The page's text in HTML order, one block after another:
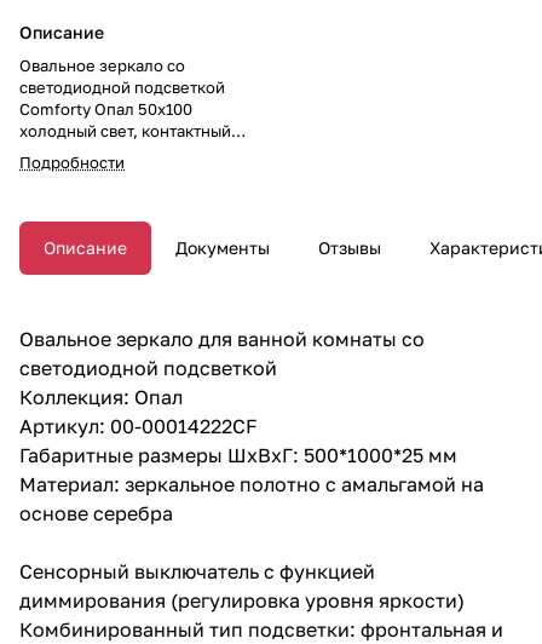
Описание
Овальное зеркало со
светодиодной подсветкой
Comforty Опал 50x100
холодный свет, контактный
сенсор, антизапотевание
Подробности
Описание Документы Отзывы
Овальное зеркало для ванной комнаты со
светодиодной подсветкой
Коллекция: Опал
Артикул: 00-00014222CF
Габаритные размеры ШхВхГ: 500*1000*25 мм
Материал: зеркальное полотно с амальгамой на
основе серебра
Сенсорный выключатель с функцией
диммирования (регулировка уровня яркости)
Комбинированный тип подсветки: фронтальная и